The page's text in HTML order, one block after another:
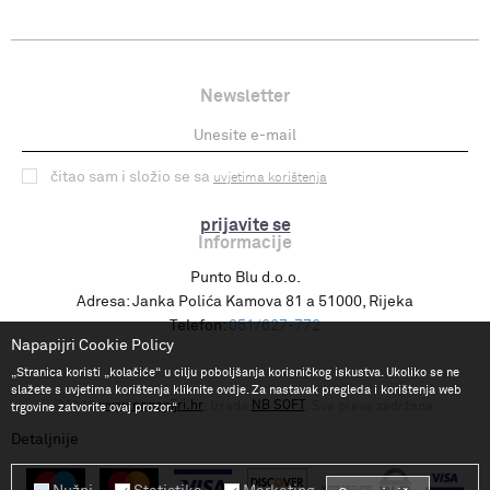
Newsletter
prijavite se
čitao sam i složio se sa uvjetima korištenja
Informacije
Punto Blu d.o.o.
Adresa: Janka Polića Kamova 81 a 51000, Rijeka
Telefon: 051/627-772
©2026www.napapijri.hr NB SOFT
Napapijri Cookie Policy
„Stranica koristi „kolačiće“ u cilju poboljšanja korisničkog iskustva. Ukoliko se ne
slažete s uvjetima korištenja kliknite ovdje. Za nastavak pregleda i korištenja web
trgovine zatvorite ovaj prozor.“
Detaljnije